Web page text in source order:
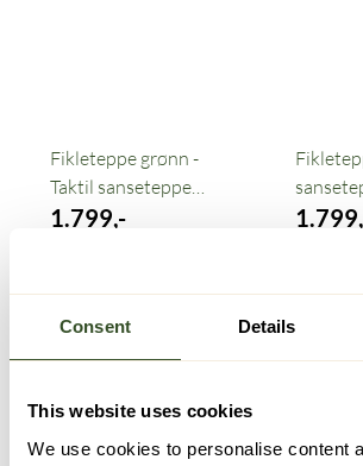
Consent Details
This website uses cookies
We use cookies to personalise content
Fikleteppe grønn -
Taktil sanseteppe
demens
1.799,-